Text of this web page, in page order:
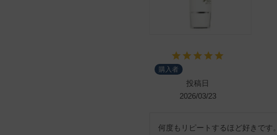
購入者
投稿日
2026/03/23
何度もリピートするほど好きです。